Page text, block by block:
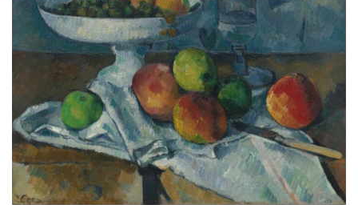
讯
书
法
稿
学
术
研